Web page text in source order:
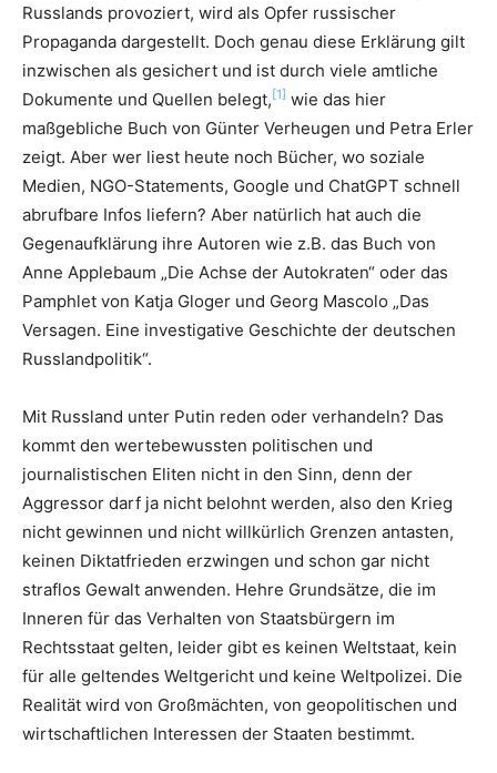
Russlands provoziert, wird als Opfer russischer
Propaganda dargestellt. Doch genau diese Erklärung gilt
inzwischen als gesichert und ist durch viele amtliche
Dokumente und Quellen belegt, [1] wie das hier
maßgebliche Buch von Günter Verheugen und Petra Erler
zeigt. Aber wer liest heute noch Bücher, wo soziale
Medien, NGO-Statements, Google und ChatGPT schnell
abrufbare Infos liefern? Aber natürlich hat auch die
Gegenaufklärung ihre Autoren wie z.B. das Buch von
Anne Applebaum „Die Achse der Autokraten“ oder das
Pamphlet von Katja Gloger und Georg Mascolo „Das
Versagen. Eine investigative Geschichte der deutschen
Russlandpolitik“.
Mit Russland unter Putin reden oder verhandeln? Das
kommt den wertebewussten politischen und
journalistischen Eliten nicht in den Sinn, denn der
Aggressor darf ja nicht belohnt werden, also den Krieg
nicht gewinnen und nicht willkürlich Grenzen antasten,
keinen Diktatfrieden erzwingen und schon gar nicht
straflos Gewalt anwenden. Hehre Grundsätze, die im
Inneren für das Verhalten von Staatsbürgern im
Rechtsstaat gelten, leider gibt es keinen Weltstaat, kein
für alle geltendes Weltgericht und keine Weltpolizei. Die
Realität wird von Großmächten, von geopolitischen und
wirtschaftlichen Interessen der Staaten bestimmt.